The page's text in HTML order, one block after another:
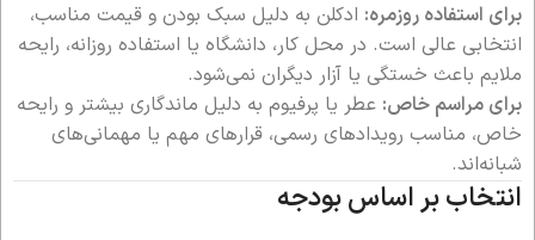
برای استفاده روزمره: ادکلن به دلیل سبک بودن و قیمت مناسب،
انتخابی عالی است. در محل کار، دانشگاه یا استفاده روزانه، رایحه
ملایم باعث خستگی یا آزار دیگران نمی‌شود.
برای مراسم خاص: عطر یا پرفیوم به دلیل ماندگاری بیشتر و رایحه
خاص، مناسب رویدادهای رسمی، قرارهای مهم یا مهمانی‌های
شبانه‌اند.
انتخاب بر اساس بودجه